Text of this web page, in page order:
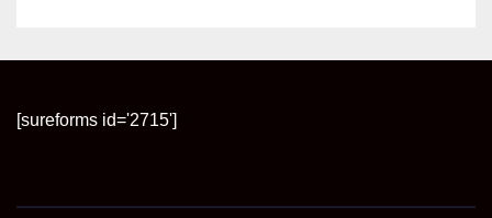
[sureforms id='2715']